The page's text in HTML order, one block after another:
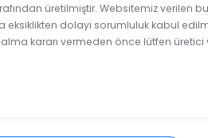
üretilmiştir. Websitemiz verilen
dolayı sorumluluk kabul
alma kararı vermeden önce lütfen üretici